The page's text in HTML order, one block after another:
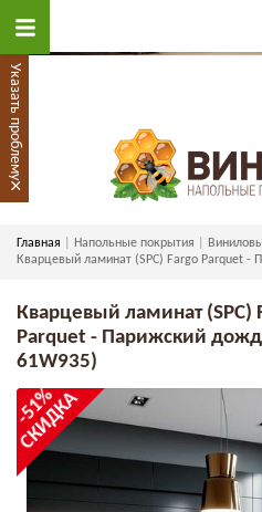
Главная Напольные покрытия
Кварцевый ламинат (SPC) Fargo Parquet -
Кварцевый ламинат (SPC)
Parquet - Парижский
61W935)
-51%
СКИДКА
Указать проблему
×